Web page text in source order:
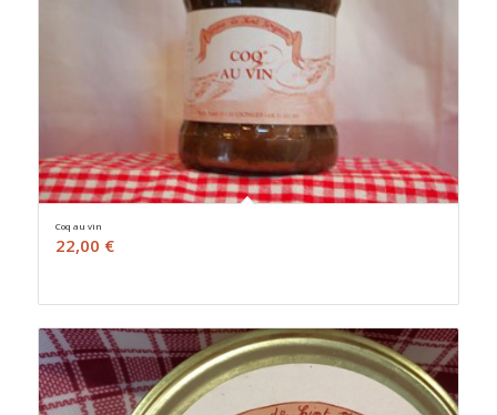
Coq au vin
22,00 €